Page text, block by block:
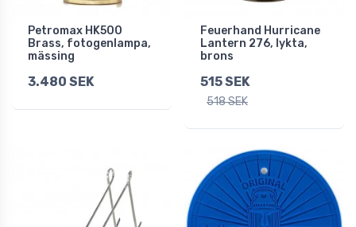
Petromax HK500
Brass, fotogenlampa,
mässing
3.480 SEK
Feuerhand Hurricane
Lantern 276, lykta,
brons
515 SEK
518 SEK